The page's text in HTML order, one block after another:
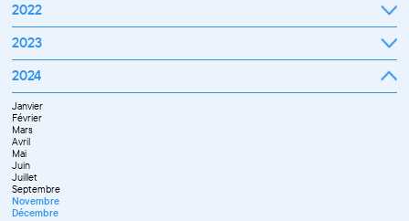
Septembre
Novembre
Décembre
2022
Janvier
Mars
Avril
Juin
Juillet
Septembre
Octobre
Novembre
Décembre
2023
Janvier
Mars
Avril
Mai
Juin
Septembre
Octobre
Novembre
Décembre
2024
Janvier
Février
Mars
Avril
Mai
Juin
Juillet
Septembre
Novembre
Décembre